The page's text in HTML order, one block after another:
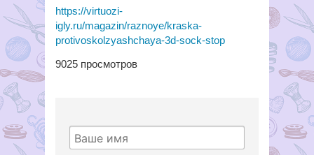
https://virtuozi-
igly.ru/magazin/raznoye/kraska-
protivoskolzyashchaya-3d-sock-stop
9025 просмотров